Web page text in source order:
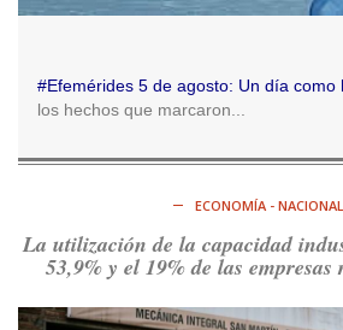
Consenso Patagónico
@consensopatagon
derechos y por su organización. Hoy
Consenso Patagónico
@consensopatagon
#Efemérides 5 de agosto: Un día como
los hechos que marcaron...
ECONOMÍA - NACIONAL
La utilización de la capacidad
53,9% y el 19% de las empresas